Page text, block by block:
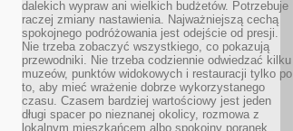
dalekich wypraw ani wielkich budżetów. Potrzebuje
raczej zmiany nastawienia. Najważniejszą cechą
spokojnego podróżowania jest odejście od presji.
Nie trzeba zobaczyć wszystkiego, co pokazują
przewodniki. Nie trzeba codziennie odwiedzać kilku
muzeów, punktów widokowych i restauracji tylko po
to, aby mieć wrażenie dobrze wykorzystanego
czasu. Czasem bardziej wartościowy jest jeden
długi spacer po nieznanej okolicy, rozmowa z
lokalnym mieszkańcem albo spokojny poranek